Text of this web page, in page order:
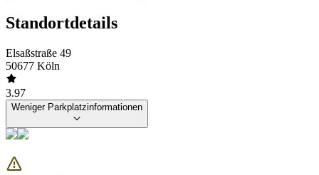
Standortdetails
Elsaßstraße 49
50677 Köln
3.97
Weniger Parkplatzinformationen